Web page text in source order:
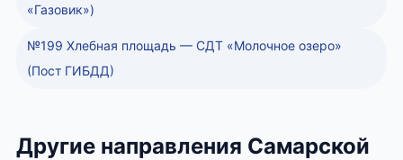
«Газовик»)
№199 Хлебная площадь — СДТ «Молочное озеро»
(Пост ГИБДД)
Другие направления Самарской